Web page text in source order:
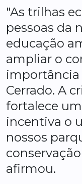
"As trilhas
pessoas da
educação
ampliar o
importância
Cerrado. A
fortalece
incentiva o
nossos
afirmou.